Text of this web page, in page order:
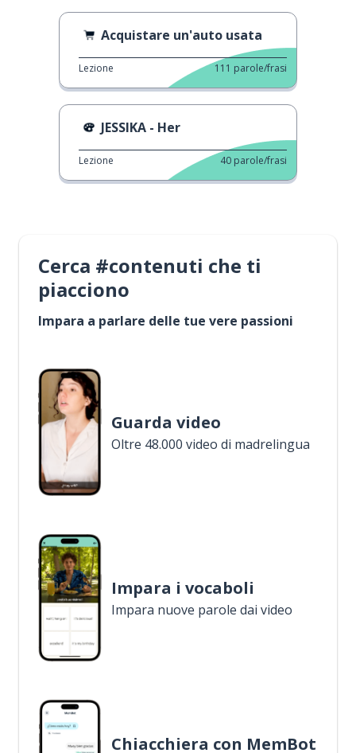
Acquistare un'auto usata
Lezione 111 parole/frasi
JESSIKA - Her
Lezione 40 parole/frasi
Cerca #contenuti che ti
piacciono
Impara a parlare delle tue vere passioni
Guarda video
Oltre 48.000 video di madrelingua
Impara i vocaboli
Impara nuove parole dai video
Chiacchiera con MemBot